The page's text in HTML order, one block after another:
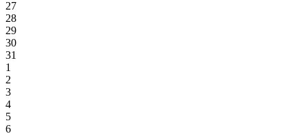
27
28
29
30
31
1
2
3
4
5
6